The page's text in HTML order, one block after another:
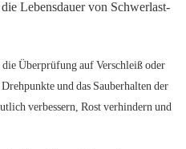
Lebensdauer von Schwerlast-
Überprüfung auf Verschleiß oder
und das Sauberhalten der
verbessern, Rost verhindern und